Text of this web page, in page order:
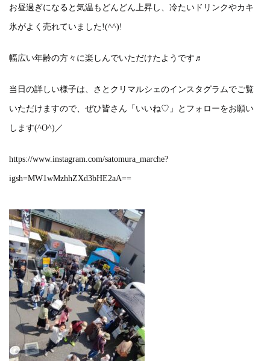
お昼過ぎになると気温もどんどん上昇し、冷たいドリンクやカキ
氷がよく売れていました!(^^)!
幅広い年齢の方々に楽しんでいただけたようです♬
当日の詳しい様子は、さとクリマルシェのインスタグラムでご覧
いただけますので、ぜひ皆さん「いいね♡」とフォローをお願い
します(^O^)／
https://www.instagram.com/satomura_marche?
igsh=MW1wMzhhZXd3bHE2aA==